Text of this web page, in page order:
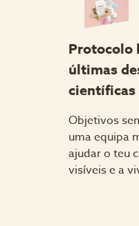
Protocolo
últimas
científicas
Objetivos
uma equipa
ajudar o teu
visíveis e a